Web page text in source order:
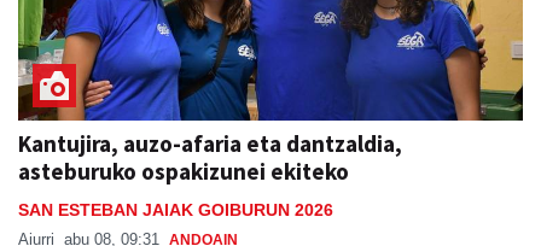
Kantujira, auzo-afaria eta dantzaldia,
asteburuko ospakizunei ekiteko
SAN ESTEBAN JAIAK GOIBURUN 2026
Aiurri abu 08, 09:31 ANDOAIN